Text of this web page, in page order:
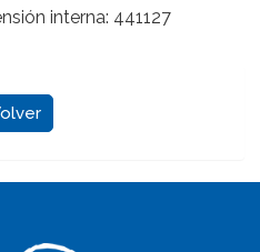
interna: 441127